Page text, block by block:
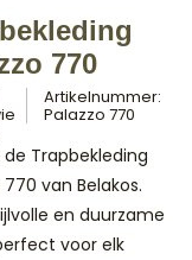
770
Artikelnummer:
Palazzo 770
Trapbekleding
770 van Belakos.
en duurzame
voor elk